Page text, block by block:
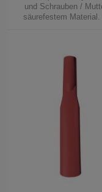
DC 1800
EX
DC
Tromb
Turbo
und Schrauben /
säurefestem Material.